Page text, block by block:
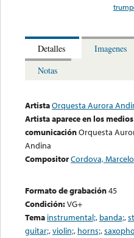
Detalles
Imagenes
Notas
ArtistaOrquesta Aurora
Artista aparece en los
comunicaciónOrquesta
Andina
CompositorCordova, Marcelo
Formato de grabación45
Condición:VG+
Tema instrumental;, banda;,
guitar;,violin;, horns;,